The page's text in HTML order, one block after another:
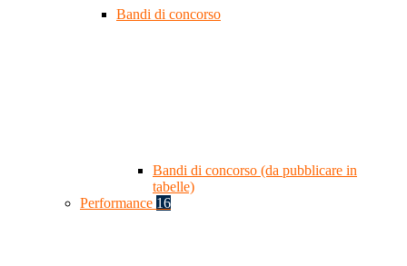
Bandi di concorso
Bandi di concorso (da pubblicare in
tabelle)
Performance 16